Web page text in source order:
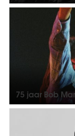
75 jaar Bob